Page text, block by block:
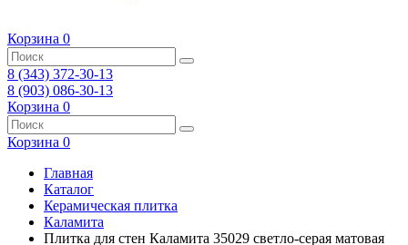
Корзина 0
8 (343) 372-30-13
8 (903) 086-30-13
Корзина 0
Корзина 0
Главная
Каталог
Керамическая плитка
Каламита
Плитка для стен Каламита 35029 светло-серая матовая